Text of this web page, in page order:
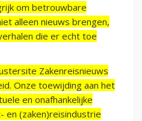
om betrouwbare
alleen nieuws brengen,
die er echt toe
Zakenreisnieuws
Onze toewijding aan het
en onafhankelijke
en (zaken)reisindustrie